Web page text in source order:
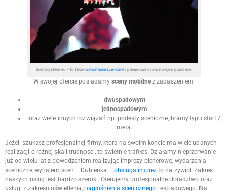
ScenaSystem.eu – to także oświetlenie scenicznei plenerowe na światowym poziomie.
W swojej ofercie posiadamy sceny mobilne z zadaszeniem:
dwuspadowym
jednospadowym
oraz wiele innych rozwiązań np. podesty sceniczne, bramy typu start /
meta.
Jeżeli szukasz profesjonalnej firmy, która na swoim koncie ma wiele udanych
realizacji o różnej skali trudności, to świetnie trafiłeś. Działamy nieprzerwanie
już od wielu lat z powodzeniem realizując imprezy plenerowe, wydarzenia
sceniczne, wynajem scen – Dubienka – obsługa imprez to na żywioł. Zakres
naszych usług jest bardzo szeroki. Oferujemy profesjonalne doradztwo oraz
usługi z zakresu oświetlenia, nagłośnienia scenicznego i estradowego. Na